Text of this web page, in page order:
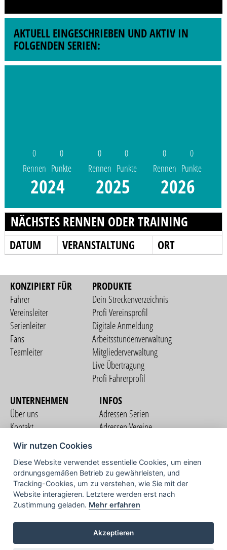
AKTUELL EINGESCHRIEBEN UND AKTIV IN
FOLGENDEN SERIEN:
0
Rennen
0
Punkte
2024
0
Rennen
0
Punkte
2025
0
Rennen
0
Punkte
2026
NÄCHSTES RENNEN ODER TRAINING
DATUM VERANSTALTUNG ORT
KONZIPIERT FÜR
Fahrer
Vereinsleiter
Serienleiter
Fans
Teamleiter
PRODUKTE
Dein Streckenverzeichnis
Profi Vereinsprofil
Digitale Anmeldung
Arbeitsstundenverwaltung
Mitgliederverwaltung
Live Übertragung
Profi Fahrerprofil
UNTERNEHMEN
Über uns
Kontakt
Nutzungsbedingungen
Datenschutzerklärung
Impressum
INFOS
Adressen Serien
Adressen Vereine
COMMUNITY
TV
Wir nutzen Cookies
Diese Website verwendet essentielle Cookies, um einen
ordnungsgemäßen Betrieb zu gewährleisten, und
Tracking-Cookies, um zu verstehen, wie Sie mit der
Website interagieren. Letztere werden erst nach
Zustimmung geladen. Mehr erfahren
Akzeptieren